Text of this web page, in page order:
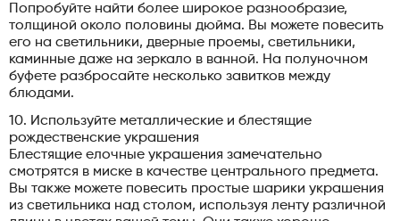
Попробуйте найти более широкое разнообразие,
толщиной около половины дюйма. Вы можете повесить
его на светильники, дверные проемы, светильники,
каминные даже на зеркало в ванной. На полуночном
буфете разбросайте несколько завитков между
блюдами.
10. Используйте металлические и блестящие
рождественские украшения
Блестящие елочные украшения замечательно
смотрятся в миске в качестве центрального предмета.
Вы также можете повесить простые шарики украшения
из светильника над столом, используя ленту различной